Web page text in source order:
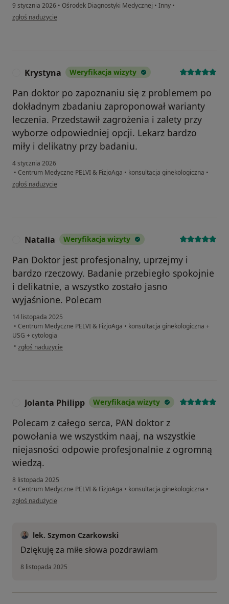
9 stycznia 2026 • Ośrodek Diagnostyki Medycznej • Inny •
w opinii użytkownika A.
zgłoś nadużycie
Krystyna Weryfikacja wizyty
Pan doktor po zapoznaniu się z problemem po
dokładnym zbadaniu zaproponował warianty
leczenia. Przedstawił zagrożenia i zalety przy
wyborze odpowiedniej opcji. Lekarz bardzo
miły i delikatny przy badaniu.
4 stycznia 2026
• Centrum Medyczne PELVI & FizjoAga • konsultacja ginekologiczna •
w opinii użytkownika Krystyna
zgłoś nadużycie
Natalia Weryfikacja wizyty
Pan Doktor jest profesjonalny, uprzejmy i
bardzo rzeczowy. Badanie przebiegło spokojnie
i delikatnie, a wszystko zostało jasno
wyjaśnione. Polecam
14 listopada 2025
• Centrum Medyczne PELVI & FizjoAga • konsultacja ginekologiczna +
USG + cytologia
• w opinii użytkownika Natalia
zgłoś nadużycie
Jolanta Philipp Weryfikacja wizyty
Polecam z całego serca, PAN doktor z
powołania we wszystkim naaj, na wszystkie
niejasności odpowie profesjonalnie z ogromną
wiedzą.
8 listopada 2025
• Centrum Medyczne PELVI & FizjoAga • konsultacja ginekologiczna •
w opinii użytkownika Jolanta Philipp
zgłoś nadużycie
lek. Szymon Czarkowski
Dziękuję za miłe słowa pozdrawiam
8 listopada 2025